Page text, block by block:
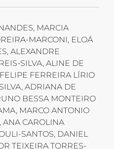
MARCIA
MARCONI, ELOÁ
ALEXANDRE
SILVA, ALINE DE
FERREIRA LÍRIO
ADRIANA DE
BESSA MONTEIRO
MARCO ANTONIO
ANA CAROLINA
SANTOS, DANIEL
TEIXEIRA TORRES-